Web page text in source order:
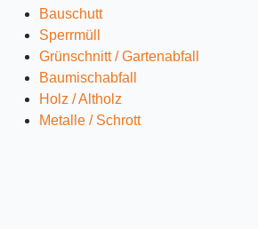
Bauschutt
Sperrmüll
Grünschnitt / Gartenabfall
Baumischabfall
Holz / Altholz
Metalle / Schrott